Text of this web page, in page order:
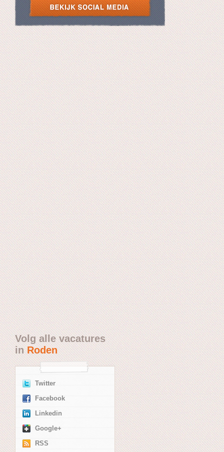
Volg alle vacatures
inRoden
Twitter
Facebook
Linkedin
Google+
RSS